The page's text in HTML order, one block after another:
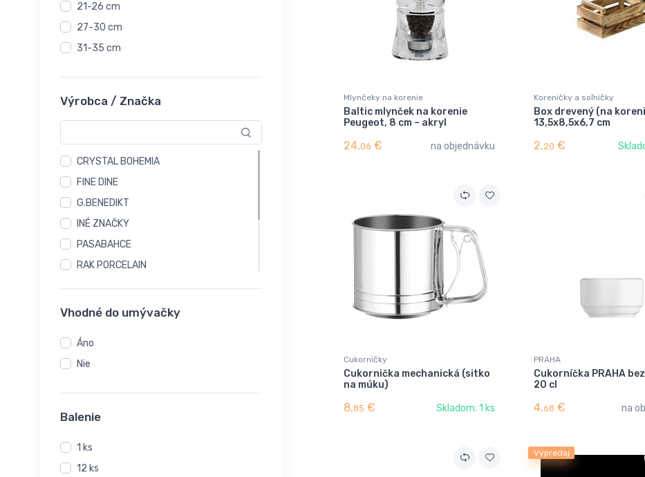
21-26 cm
27-30 cm
31-35 cm
Výrobca / Značka
CRYSTAL BOHEMIA
FINE DINE
G.BENEDIKT
INÉ ZNAČKY
PASABAHCE
RAK PORCELAIN
RONA Household
SUISSE LANGENTHAL
VITRUM HRASTNIK
Vhodné do umývačky
Áno
Nie
Balenie
1 ks
12 ks
Mlynčeky na korenie
Baltic mlynček na korenie
Peugeot, 8 cm – akryl
24,06 € na objednávku
Koreničky a soľničky
Box drevený (na
13,5x8,5x6,7 cm
2,20 €
Cukorničky
Cukornička mechanická (sitko
na múku)
8,85 € Skladom: 1 ks
PRAHA
Cukorníčka PRAHA
20 cl
4,68 € na
Výpredaj